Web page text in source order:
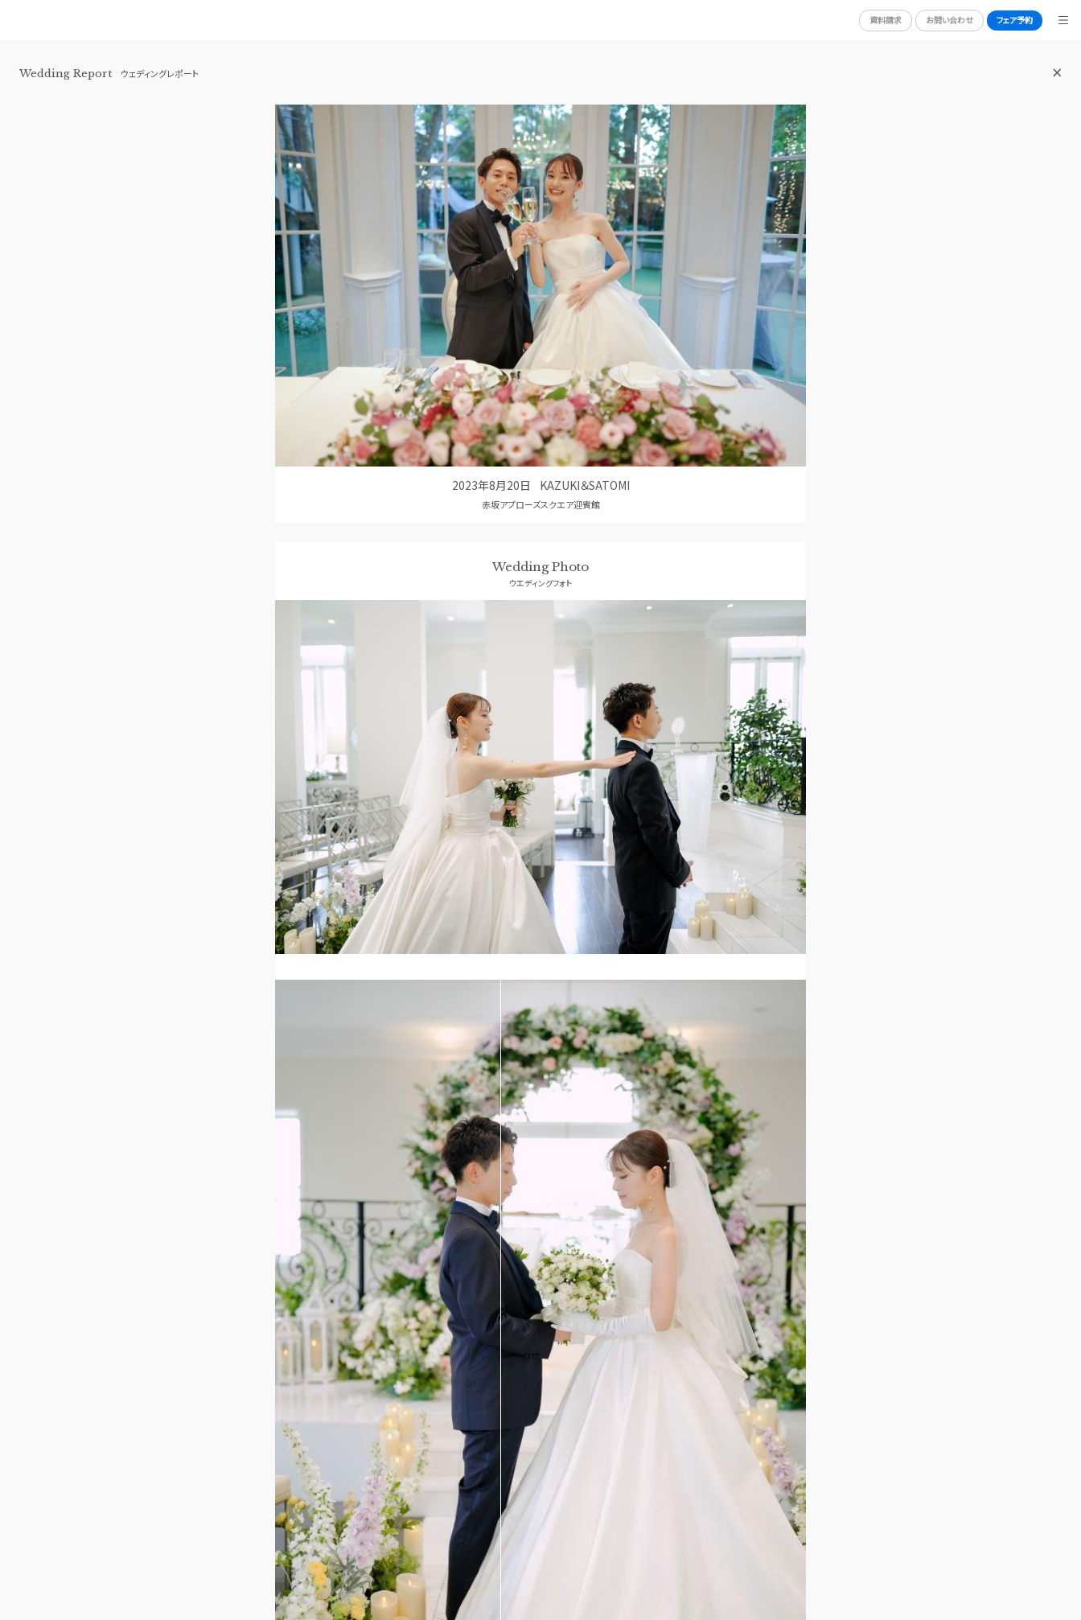
資料請求 お問い合わせ フェア予約
赤坂 アプローズスクエア迎賓館
TOP BRIDAL FAIR
ブライダルフェア
WEDDING REPORT
体験者レポート
PHOTO GALLERY
フォトギャラリー
PLAN
プラン
CEREMONY
挙式
PARTY
披露宴会場
CUISINE
料理
DRESS RANKING
口コミランキング
アクセス
GUEST
ご列席者の皆さまへ
QA
よくあるご質問
SUPPORT
Wedding Report ウェディングレポート
2023年8月20日 KAZUKI＆SATOMI
赤坂アプローズスクエア迎賓館
Wedding Photo
ウエディングフォト